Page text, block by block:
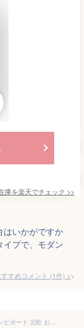
庫を楽天でチェック >>
はいかがですか
イプで、モダン
すめコメント (1件) >
【P5倍! 6/20 19:00-23:59】テレビ台 ローボード テレビボード 北欧 おしゃれ 120 テレビラック 木製 収納 棚 白 ホワイト かわいい 家具 レトロ モダン シンプル 茶 ブラウン ナチュラル 西海岸 120cm ミッドセンチュリー リビング AV収納 BRACE〔ブレス〕